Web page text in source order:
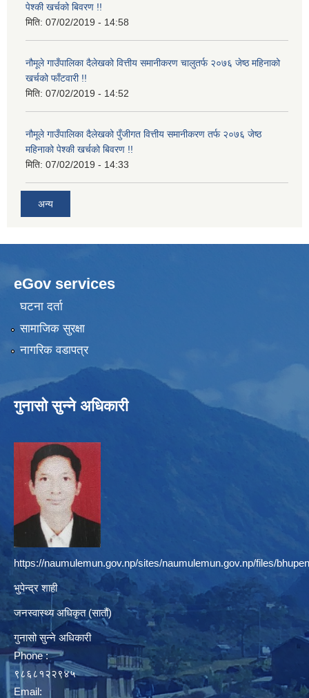
पेश्की खर्चको बिवरण !!
मिति: 07/02/2019 - 14:58
नौमूले गाउँपालिका दैलेखको वित्तीय समानीकरण चालुतर्फ २०७६ जेष्ठ महिनाको
खर्चको फाँटवारी !!
मिति: 07/02/2019 - 14:52
नौमूले गाउँपालिका दैलेखको पुँजीगत वित्तीय समानीकरण तर्फ २०७६ जेष्ठ
महिनाको पेश्की खर्चको बिवरण !!
मिति: 07/02/2019 - 14:33
अन्य
eGov services
घटना दर्ता
सामाजिक सुरक्षा
नागरिक वडापत्र
गुनासो सुन्ने अधिकारी
https://naumulemun.gov.np/sites/naumulemun.gov.np/files/
भुपेन्द्र शाही
जनस्वास्थ्य अधिकृत (सातौं)
गुनासो सुन्ने अधिकारी
Phone :
९८६८१२२९४५
Email: